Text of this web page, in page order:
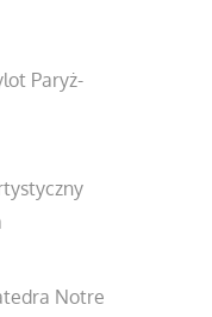
Paryż-
Notre